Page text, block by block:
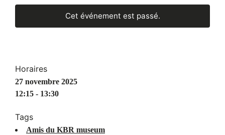
Cet événement est passé.
Horaires
27 novembre 2025
12:15 - 13:30
Tags
Amis du KBR museum